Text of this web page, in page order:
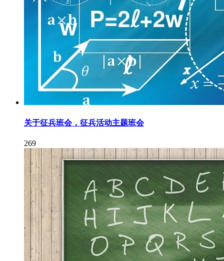
关于征兵班会，征兵活动主题班会
269